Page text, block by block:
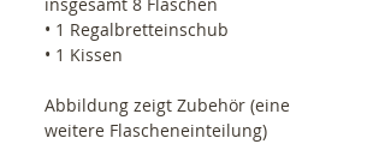
insgesamt 8 Flaschen
• 1 Regalbretteinschub
• 1 Kissen
Abbildung zeigt Zubehör (eine
weitere Flascheneinteilung)